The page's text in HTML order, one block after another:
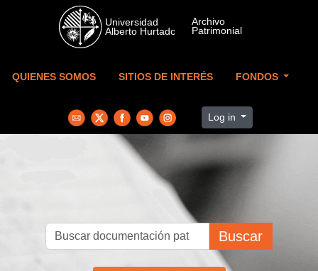
Skip to main content
QUIENES SOMOS SITIOS DE INTERÉS FONDOS
Log in
Buscar